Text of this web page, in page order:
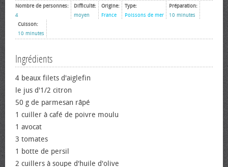
Nombre de personnes:
4
Difficulté:
moyen
Origine:
France
Type:
Poissons de mer
Préparation:
10 minutes
Cuisson:
10 minutes
Ingrédients
4 beaux filets d'aiglefin
le jus d'1/2 citron
50 g de parmesan râpé
1 cuiller à café de poivre moulu
1 avocat
3 tomates
1 botte de persil
2 cuillers à soupe d'huile d'olive